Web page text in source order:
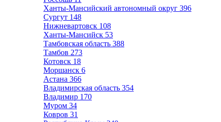
Ханты-Мансийский автономный округ 396
Сургут 148
Нижневартовск 108
Ханты-Мансийск 53
Тамбовская область 388
Тамбов 273
Котовск 18
Моршанск 6
Астана 366
Владимирская область 354
Владимир 170
Муром 34
Ковров 31